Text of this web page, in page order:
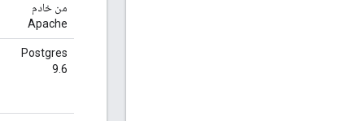
من خادم
Apache
Postgres
9.6